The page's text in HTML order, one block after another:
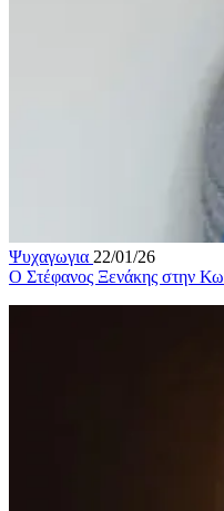
Ψυχαγωγια 22/01/26
Ο Στέφανος Ξενάκης στην Κω